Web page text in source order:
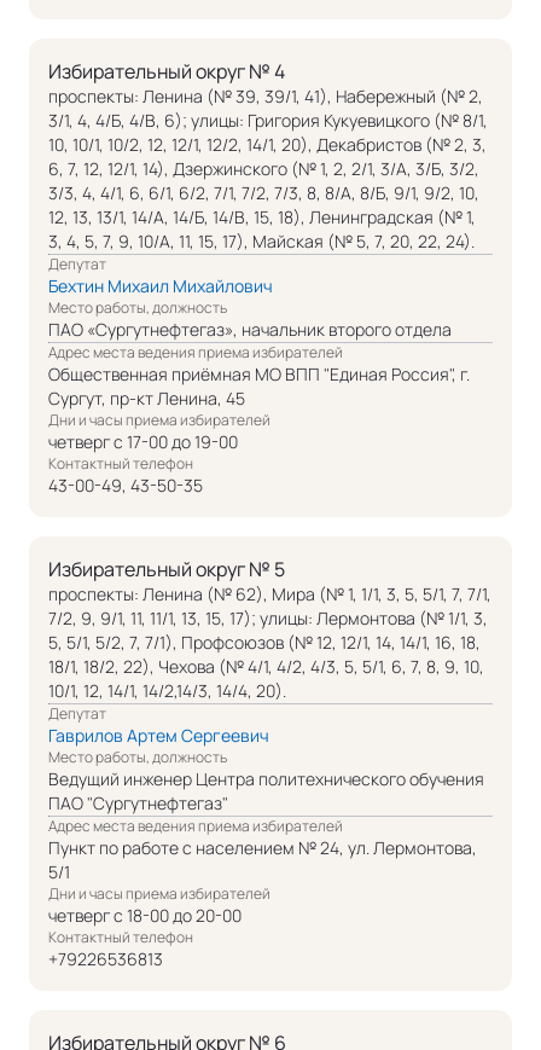
Избирательный округ № 4
проспекты: Ленина (№ 39, 39/1, 41), Набережный (№ 2,
3/1, 4, 4/Б, 4/В, 6); улицы: Григория Кукуевицкого (№ 8/1,
10, 10/1, 10/2, 12, 12/1, 12/2, 14/1, 20), Декабристов (№ 2, 3,
6, 7, 12, 12/1, 14), Дзержинского (№ 1, 2, 2/1, 3/А, 3/Б, 3/2,
3/3, 4, 4/1, 6, 6/1, 6/2, 7/1, 7/2, 7/3, 8, 8/А, 8/Б, 9/1, 9/2, 10,
12, 13, 13/1, 14/А, 14/Б, 14/В, 15, 18), Ленинградская (№ 1,
3, 4, 5, 7, 9, 10/А, 11, 15, 17), Майская (№ 5, 7, 20, 22, 24).
Депутат
Бехтин Михаил Михайлович
Место работы, должность
ПАО «Сургутнефтегаз», начальник второго отдела
Адрес места ведения приема избирателей
Общественная приёмная МО ВПП "Единая Россия", г.
Сургут, пр-кт Ленина, 45
Дни и часы приема избирателей
четверг с 17-00 до 19-00
Контактный телефон
43-00-49, 43-50-35
Избирательный округ № 5
проспекты: Ленина (№ 62), Мира (№ 1, 1/1, 3, 5, 5/1, 7, 7/1,
7/2, 9, 9/1, 11, 11/1, 13, 15, 17); улицы: Лермонтова (№ 1/1, 3,
5, 5/1, 5/2, 7, 7/1), Профсоюзов (№ 12, 12/1, 14, 14/1, 16, 18,
18/1, 18/2, 22), Чехова (№ 4/1, 4/2, 4/3, 5, 5/1, 6, 7, 8, 9, 10,
10/1, 12, 14/1, 14/2,14/3, 14/4, 20).
Депутат
Гаврилов Артем Сергеевич
Место работы, должность
Ведущий инженер Центра политехнического обучения
ПАО "Сургутнефтегаз"
Адрес места ведения приема избирателей
Пункт по работе с населением № 24, ул. Лермонтова,
5/1
Дни и часы приема избирателей
четверг с 18-00 до 20-00
Контактный телефон
+79226536813
Избирательный округ № 6